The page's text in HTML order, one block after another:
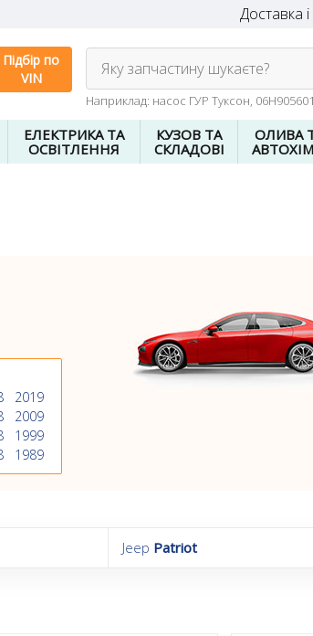
Доставка
Підбір по
VIN
Яку запчастину шукаєте?
Наприклад: насос ГУР Туксон,
ЕЛЕКТРИКА ТА
ОСВІТЛЕННЯ
КУЗОВ ТА
СКЛАДОВІ
ОЛИВА
2019
2009
1999
1989
Jeep Patriot